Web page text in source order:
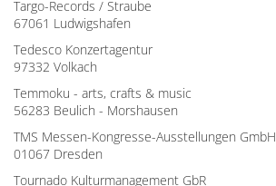
Targo-Records / Straube
67061 Ludwigshafen
Tedesco Konzertagentur
97332 Volkach
Temmoku - arts, crafts & music
56283 Beulich - Morshausen
TMS Messen-Kongresse-Ausstellungen GmbH
01067 Dresden
Tournado Kulturmanagement GbR